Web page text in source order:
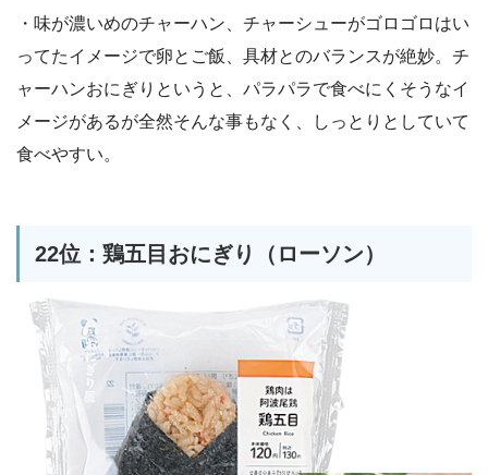
・味が濃いめのチャーハン、チャーシューがゴロゴロはい
ってたイメージで卵とご飯、具材とのバランスが絶妙。チ
ャーハンおにぎりというと、パラパラで食べにくそうなイ
メージがあるが全然そんな事もなく、しっとりとしていて
食べやすい。
22位：鶏五目おにぎり（ローソン）